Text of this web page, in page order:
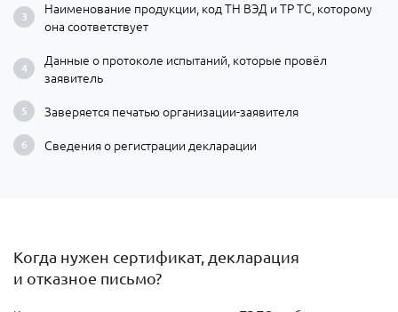
Наименование продукции, код ТН ВЭД и ТР ТС, которому
она соответствует
Данные о протоколе испытаний, которые провёл
заявитель
Заверяется печатью организации-заявителя
Сведения о регистрации декларации
Когда нужен сертификат, декларация
и отказное письмо?